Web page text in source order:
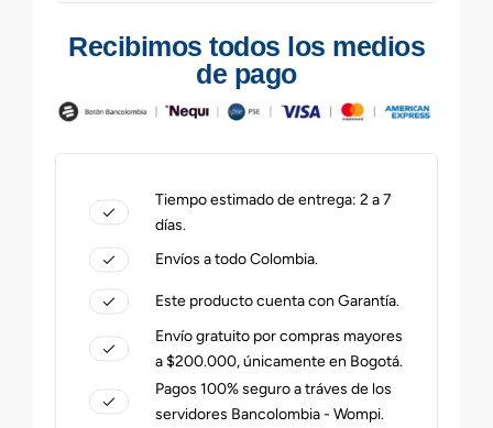
Recibimos todos los medios
de pago
Tiempo estimado de entrega: 2 a 7
días.
Envíos a todo Colombia.
Este producto cuenta con Garantía.
Envío gratuito por compras mayores
a $200.000, únicamente en Bogotá.
Pagos 100% seguro a tráves de los
servidores Bancolombia - Wompi.